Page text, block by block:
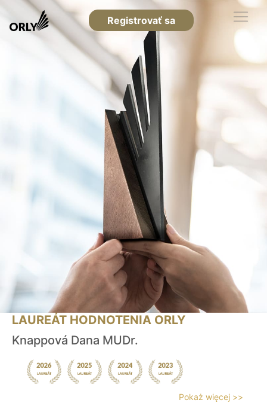
Registrovať sa
LAUREÁT HODNOTENIA ORLY
Knappová Dana MUDr.
Pokaż więcej >>